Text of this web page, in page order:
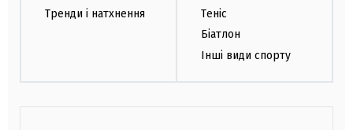
Тренди і натхнення
Теніс
Біатлон
Інші види спорту